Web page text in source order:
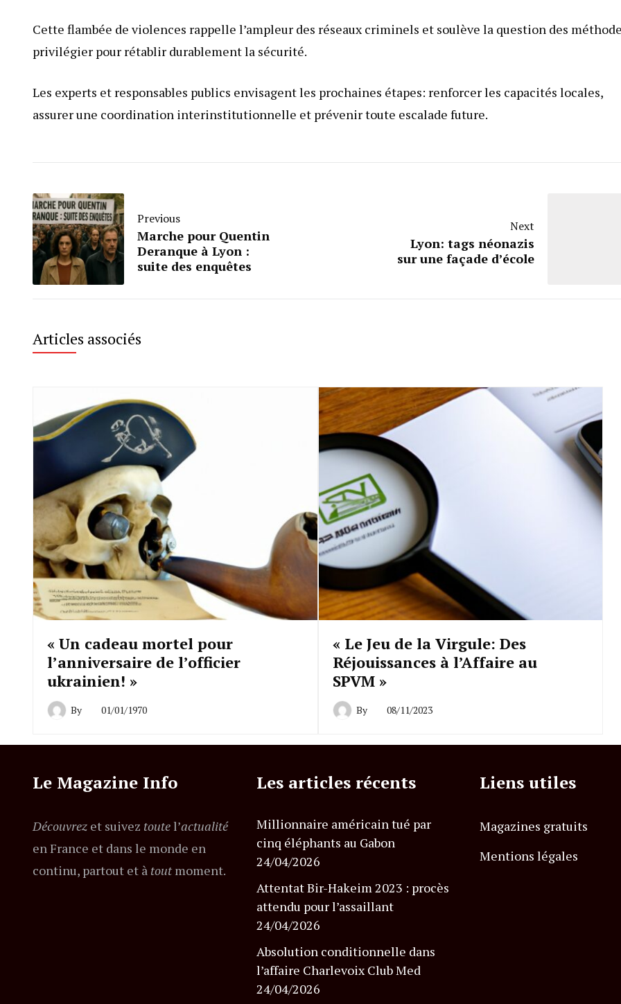
Cette flambée de violences rappelle l’ampleur des réseaux criminels et soulève la question des
privilégier pour rétablir durablement la sécurité.
Les experts et responsables publics envisagent les prochaines étapes: renforcer les capacités locales,
assurer une coordination interinstitutionnelle et prévenir toute escalade future.
Previous
Marche pour Quentin
Deranque à Lyon :
suite des enquêtes
Next
Lyon: tags néonazis
sur une façade d’école
Articles associés
« Un cadeau mortel pour
l’anniversaire de l’officier
ukrainien! »
By 01/01/1970
« Le Jeu de la Virgule: Des
Réjouissances à l’Affaire au
SPVM »
By 08/11/2023
Le Magazine Info
Découvrez et suivez toutel’actualité
en France et dans le monde en
continu, partout et à toutmoment.
Les articles récents
Millionnaire américain tué par
cinq éléphants au Gabon
24/04/2026
Attentat Bir-Hakeim 2023 : procès
attendu pour l’assaillant
24/04/2026
Absolution conditionnelle dans
l’affaire Charlevoix Club Med
24/04/2026
Liens utiles
Magazines gratuits
Mentions légales